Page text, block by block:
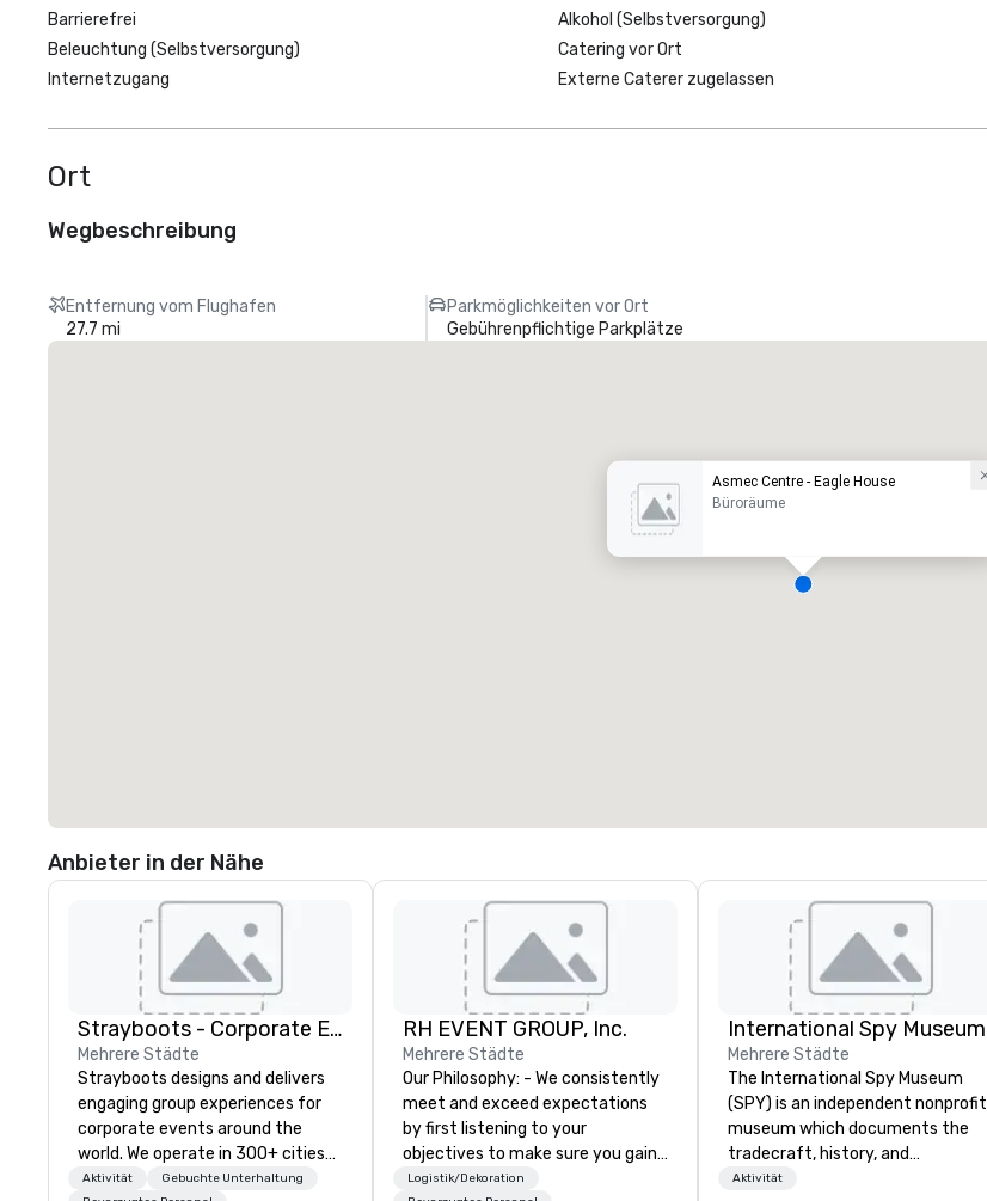
Barrierefrei
Beleuchtung (Selbstversorgung)
Internetzugang
Alkohol (Selbstversorgung)
Catering vor Ort
Externe Caterer zugelassen
Ort
Wegbeschreibung
Entfernung vom Flughafen
27.7 mi
Parkmöglichkeiten vor Ort
Gebührenpflichtige Parkplätze
Asmec Centre - Eagle House
Büroräume
Anbieter in der Nähe
Strayboots - Corporate Events and Team Building Activities
Mehrere Städte
Strayboots designs and delivers
engaging group experiences for
corporate events around the
world. We operate in 300+ cities
globally, supporting programs for
Aktivität
Gebuchte Unterhaltung
RH EVENT GROUP, Inc.
Mehrere Städte
Our Philosophy: - We consistently
meet and exceed expectations
by first listening to your
objectives to make sure you gain
the return on the experience that
Logistik/Dekoration
International Spy Museum
Mehrere Städte
The International Spy Museum
(SPY) is an independent nonprofit
museum which documents the
tradecraft, history, and
contemporary role of espionage.
Aktivität